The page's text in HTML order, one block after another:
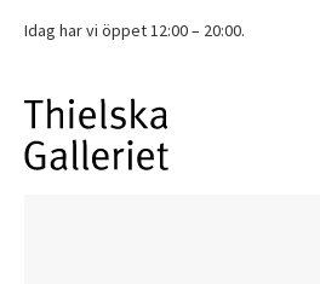
Idag har vi öppet 12:00 – 20:00.